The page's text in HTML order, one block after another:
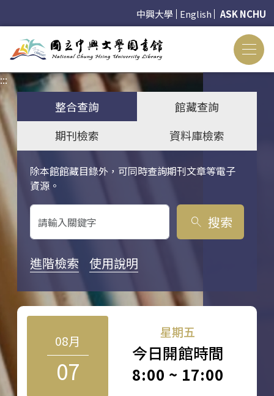
中興大學 English ASK NCHU
:::
整合查詢
館藏查詢
期刊檢索
資料庫檢索
除本館館藏目錄外，可同時查詢期刊文章等電子
資源。
關鍵字搜尋
search 搜索
進階檢索 使用說明
08月
07
星期五
今日開館時間
8:00 ~ 17:00